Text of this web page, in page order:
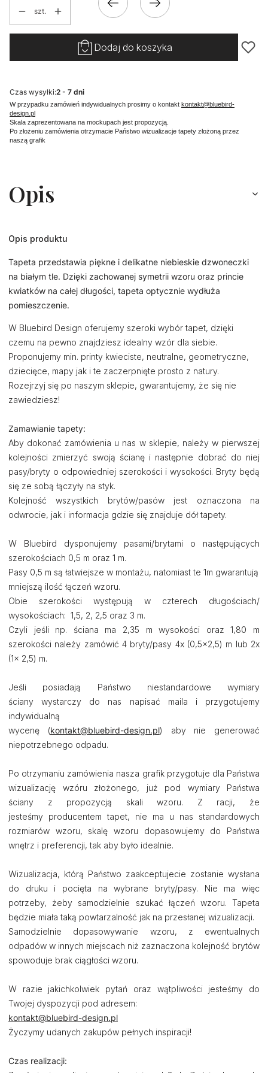
szt.
Dodaj do koszyka
Czas wysyłki:2 - 7 dni
W przypadku zamówień indywidualnych prosimy o kontakt kontakt@bluebird-
design.pl
Skala zaprezentowana na mockupach jest propozycją.
Po złożeniu zamówienia otrzymacie Państwo wizualizacje tapety złożoną przez
naszą grafik
Opis
Opis produktu
Tapeta przedstawia piękne i delikatne niebieskie dzwoneczki
na białym tle. Dzięki zachowanej symetrii wzoru oraz princie
kwiatków na całej długości, tapeta optycznie wydłuża
pomieszczenie.
W Bluebird Design oferujemy szeroki wybór tapet, dzięki
czemu na pewno znajdziesz idealny wzór dla siebie.
Proponujemy min. printy kwieciste, neutralne, geometryczne,
dziecięce, mapy jak i te zaczerpnięte prosto z natury.
Rozejrzyj się po naszym sklepie, gwarantujemy, że się nie
zawiedziesz!
Zamawianie tapety:
Aby dokonać zamówienia u nas w sklepie, należy w pierwszej
kolejności zmierzyć swoją ścianę i następnie dobrać do niej
pasy/bryty o odpowiedniej szerokości i wysokości. Bryty będą
się ze sobą łączyły na styk.
Kolejność wszystkich brytów/pasów jest oznaczona na
odwrocie, jak i informacja gdzie się znajduje dół tapety.
W Bluebird dysponujemy pasami/brytami o następujących
szerokościach 0,5 m oraz 1 m.
Pasy 0,5 m są łatwiejsze w montażu, natomiast te 1m gwarantują
mniejszą ilość łączeń wzoru.
Obie szerokości występują w czterech długościach/
wysokościach: 1,5, 2, 2,5 oraz 3 m.
Czyli jeśli np. ściana ma 2,35 m wysokości oraz 1,80 m
szerokości należy zamówić 4 bryty/pasy 4x (0,5x2,5) m lub 2x
(1x 2,5) m.
Jeśli posiadają Państwo niestandardowe wymiary
ściany wystarczy do nas napisać maila i przygotujemy
indywidualną
wycenę (kontakt@bluebird-design.pl) aby nie generować
niepotrzebnego odpadu.
Po otrzymaniu zamówienia nasza grafik przygotuje dla Państwa
wizualizację wzóru złożonego, już pod wymiary Państwa
ściany z propozycją skali wzoru. Z racji, że
jesteśmy producentem tapet, nie ma u nas standardowych
rozmiarów wzoru, skalę wzoru dopasowujemy do Państwa
wnętrz i preferencji, tak aby było idealnie.
Wizualizacja, którą Państwo zaakceptujecie zostanie wysłana
do druku i pocięta na wybrane bryty/pasy. Nie ma więc
potrzeby, żeby samodzielnie szukać łączeń wzoru. Tapeta
będzie miała taką powtarzalność jak na przesłanej wizualizacji.
Samodzielnie dopasowywanie wzoru, z ewentualnych
odpadów w innych miejscach niż zaznaczona kolejność brytów
spowoduje brak ciągłości wzoru.
W razie jakichkolwiek pytań oraz wątpliwości jesteśmy do
Twojej dyspozycji pod adresem:
kontakt@bluebird-design.pl
Życzymy udanych zakupów pełnych inspiracji!
Czas realizacji: